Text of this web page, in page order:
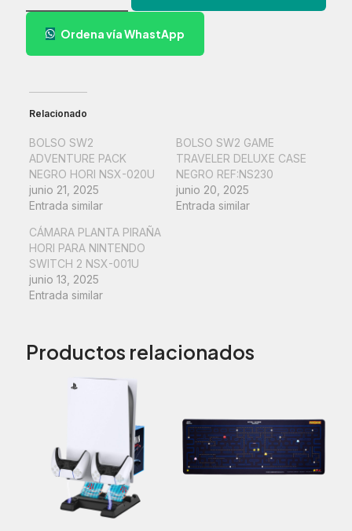
NEGRO
HORI
cantidad
Ordena vía WhastApp
Relacionado
BOLSO SW2
ADVENTURE PACK
NEGRO HORI NSX-020U
junio 21, 2025
Entrada similar
BOLSO SW2 GAME
TRAVELER DELUXE CASE
NEGRO REF:NS230
junio 20, 2025
Entrada similar
CÁMARA PLANTA PIRAÑA
HORI PARA NINTENDO
SWITCH 2 NSX-001U
junio 13, 2025
Entrada similar
Productos relacionados